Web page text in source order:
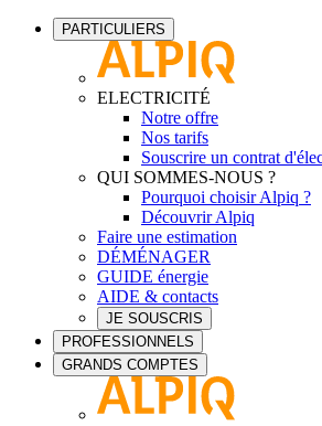
PARTICULIERS
ELECTRICITÉ
Notre offre
Nos tarifs
Souscrire un contrat
QUI SOMMES-NOUS ?
Pourquoi choisir Alpiq ?
Découvrir Alpiq
Faire une estimation
DÉMÉNAGER
GUIDE énergie
AIDE & contacts
JE SOUSCRIS
PROFESSIONNELS
GRANDS COMPTES